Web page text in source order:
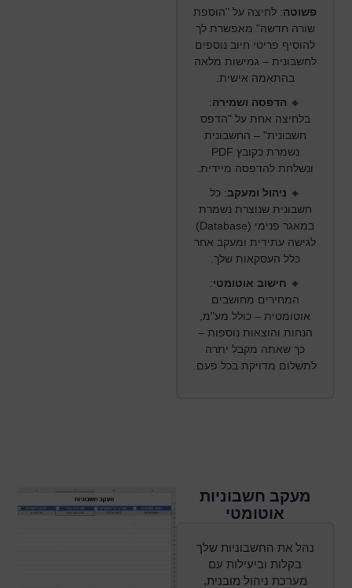
פשוטה: לחיצה על "הוספת
שורה חדשה" מאפשרת לך
להוסיף פריטי חיוב נוספים
לחשבונית – גמישות מלאה
בהתאמה אישית.
🔸 הדפסה ושמירה:
בלחיצה אחת על "הדפס
חשבונית" – החשבונית
נשמרת כקובץ PDF
ונשלחת להדפסה מיידית.
🔸 ניהול ומעקב: כל
חשבונית שנוצרת נשמרת
במאגר פנימי (Database)
לגישה עתידית ומעקב אחר
כלל העסקאות שלך.
🔸 חישוב אוטומטי:
המחירים מחושבים
אוטומטית – כולל מע"מ,
הנחות והוצאות נוספות –
כך שאתה מקבל יתרה
לתשלום מדויקת בכל פעם.
מעקב חשבוניות
אוטומטי
נהל את החשבוניות שלך
בקלות וביעילות עם
מערכת ניהול מובנית,